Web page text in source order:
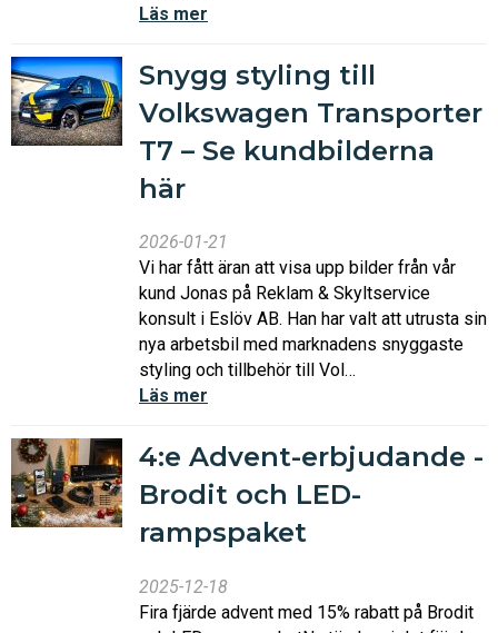
Läs mer
Snygg styling till
Volkswagen Transporter
T7 – Se kundbilderna
här
2026-01-21
Vi har fått äran att visa upp bilder från vår
kund Jonas på Reklam & Skyltservice
konsult i Eslöv AB. Han har valt att utrusta sin
nya arbetsbil med marknadens snyggaste
styling och tillbehör till Vol…
Läs mer
4:e Advent-erbjudande -
Brodit och LED-
rampspaket
2025-12-18
Fira fjärde advent med 15% rabatt på Brodit